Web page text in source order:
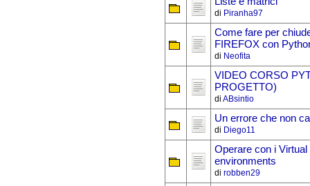
di Piranha97
Come fare per
FIREFOX con
di Neofita
VIDEO CORSO
PROGETTO)
di ABsintio
Un errore che non
di Diego11
Operare con i Virtual
environments
di robben29